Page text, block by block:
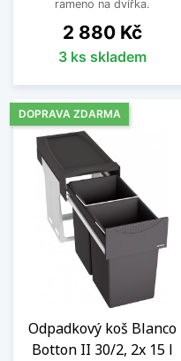
rameno na dvířka.
Cena
2 880 Kč
3 ks skladem
Odpadkový koš Blanco
Botton II 30/2, 2x 15 l
DOPRAVA ZDARMA